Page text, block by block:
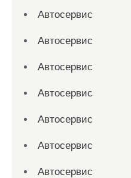
Автосервис
Автосервис
Автосервис
Автосервис
Автосервис
Автосервис
Автосервис